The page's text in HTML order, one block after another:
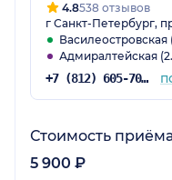
4.8538 отзывов
г Санкт-Петербург,
Василеостровская
Адмиралтейская
+7 (812) 605-70-02
Стоимость
5 900 ₽